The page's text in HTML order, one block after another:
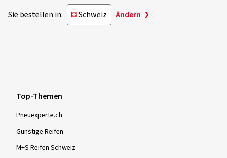
Sie bestellen in: Schweiz Ändern
Top-Themen
Pneuexperte.ch
Günstige Reifen
M+S Reifen Schweiz